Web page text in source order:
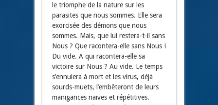
le triomphe de la nature sur les
parasites que nous sommes. Elle sera
exorcisée des démons que nous
sommes. Mais, que lui restera-t-il sans
Nous ? Que racontera-elle sans Nous !
Du vide. A qui racontera-elle sa
victoire sur Nous ? Au vide. Le temps
s’ennuiera à mort et les virus, déjà
sourds-muets, l’embêteront de leurs
manigances naïves et répétitives.